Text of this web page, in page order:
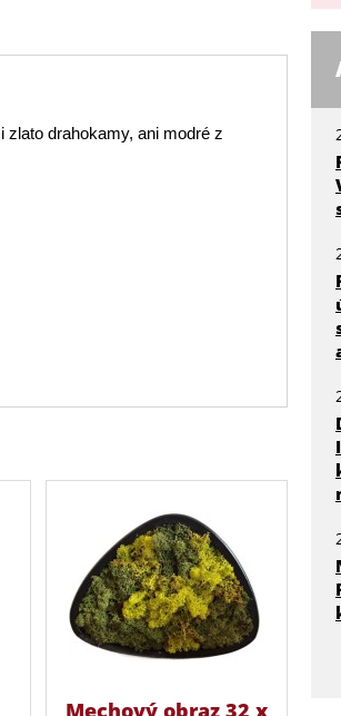
drahokamy, ani modré z
Mechový obraz 32 x